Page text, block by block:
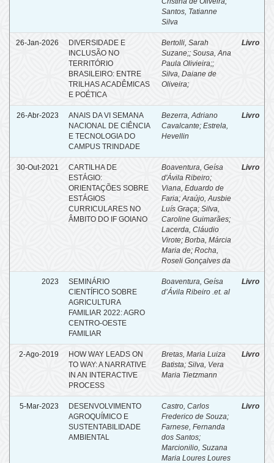
Santos, Tatianne
Silva
26-Jan-2026
DIVERSIDADE E
INCLUSÃO NO
TERRITÓRIO
BRASILEIRO: ENTRE
TRILHAS ACADÊMICAS
E POÉTICA
Bertolli, Sarah
Suzane;; Sousa, Ana
Paula Olivieira;;
Silva, Daiane de
Oliveira;
Livro
26-Abr-2023
ANAIS DA VI SEMANA
NACIONAL DE CIÊNCIA
E TECNOLOGIA DO
CAMPUS TRINDADE
Bezerra, Adriano
Cavalcante; Estrela,
Hevellin
Livro
30-Out-2021
CARTILHA DE
ESTÁGIO:
ORIENTAÇÕES SOBRE
ESTÁGIOS
CURRICULARES NO
ÂMBITO DO IF GOIANO
Boaventura, Geísa
d'Ávila Ribeiro;
Viana, Eduardo de
Faria; Araújo, Ausbie
Luís Graça; Silva,
Caroline Guimarães;
Lacerda, Cláudio
Virote; Borba, Márcia
Maria de; Rocha,
Roseli Gonçalves da
Livro
2023
SEMINÁRIO
CIENTÍFICO SOBRE
AGRICULTURA
FAMILIAR 2022: AGRO
CENTRO-OESTE
FAMILIAR
Boaventura, Geísa
d’Ávila Ribeiro .et. al
Livro
2-Ago-2019
HOW WAY LEADS ON
TO WAY: A NARRATIVE
IN AN INTERACTIVE
PROCESS
Bretas, Maria Luiza
Batista; Silva, Vera
Maria Tietzmann
Livro
5-Mar-2023
DESENVOLVIMENTO
AGROQUÍMICO E
SUSTENTABILIDADE
AMBIENTAL
Castro, Carlos
Frederico de Souza;
Farnese, Fernanda
dos Santos;
Marcionilio, Suzana
Maria Loures Loures
Livro